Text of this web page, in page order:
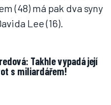
(48) má pak dva syny
Lee (16).
Takhle vypadá její
s miliardářem!